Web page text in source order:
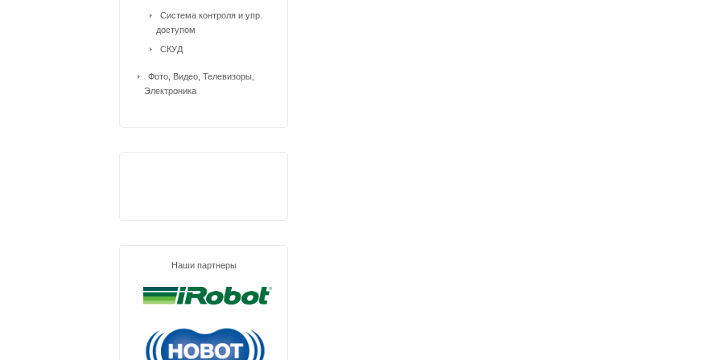
Система контроля и упр.
доступом
СКУД
Фото, Видео, Телевизоры,
Электроника
Наши партнеры